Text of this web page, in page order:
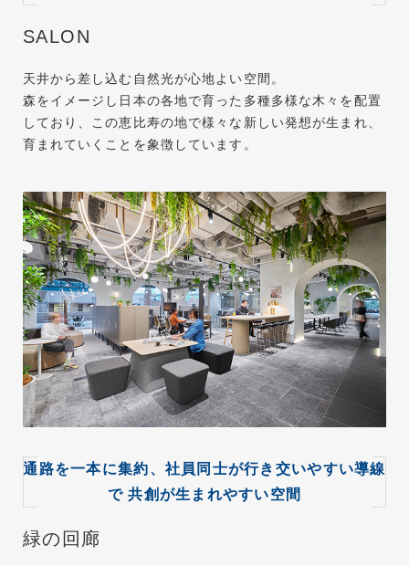
SALON
天井から差し込む⾃然光が⼼地よい空間。
森をイメージし⽇本の各地で育った多種多様な⽊々を配置
しており、この恵比寿の地で様々な新しい発想が生まれ、
育まれていくことを象徴しています。
通路を一本に集約、社員同士が行き交いやすい導線
で共創が生まれやすい空間
緑の回廊